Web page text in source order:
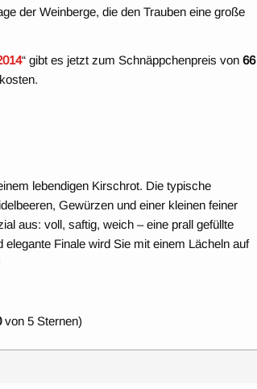
der Weinberge, die den Trauben eine große
“ gibt es jetzt zum Schnäppchenpreis von66
lebendigen Kirschrot. Die typische
Gewürzen und einer kleinen feiner
aus: voll, saftig, weich – eine prall gefüllte
Finale wird Sie mit einem Lächeln auf
von 5 Sternen)